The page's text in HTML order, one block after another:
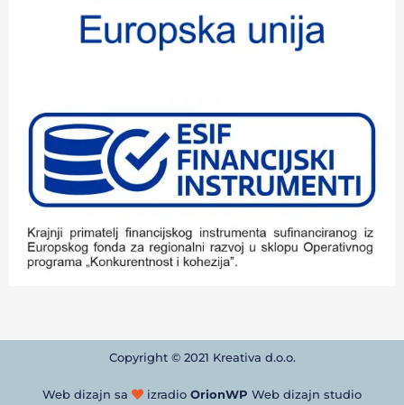
Copyright © 2021 Kreativa d.o.o.
Web dizajn sa izradio OrionWP Web dizajn studio